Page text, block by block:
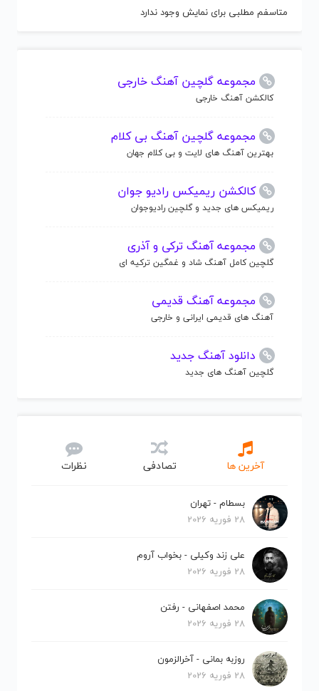
متاسفم مطلبی برای نمایش وجود ندارد
مجموعه گلچین آهنگ خارجی
کالکشن آهنگ خارجی
مجموعه گلچین آهنگ بی کلام
بهترین آهنگ های لایت و بی کلام جهان
کالکشن ریمیکس رادیو جوان
ریمیکس های جدید و گلچین رادیوجوان
مجموعه آهنگ ترکی و آذری
گلچین کامل آهنگ شاد و غمگین ترکیه ای
مجموعه آهنگ قدیمی
آهنگ های قدیمی ایرانی و خارجی
دانلود آهنگ جدید
گلچین آهنگ های جدید
آخرین ها تصادفی نظرات
بسطام - تهران
28 فوریه 2026
علی زند وکیلی - بخواب آروم
28 فوریه 2026
محمد اصفهانی - رفتن
28 فوریه 2026
روزبه بمانی - آخرالزمون
28 فوریه 2026